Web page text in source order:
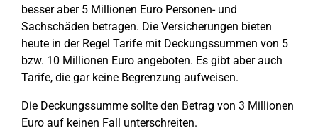
besser aber 5 Millionen Euro Personen- und
Sachschäden betragen. Die Versicherungen bieten
heute in der Regel Tarife mit Deckungssummen von 5
bzw. 10 Millionen Euro angeboten. Es gibt aber auch
Tarife, die gar keine Begrenzung aufweisen.
Die Deckungssumme sollte den Betrag von 3 Millionen
Euro auf keinen Fall unterschreiten.